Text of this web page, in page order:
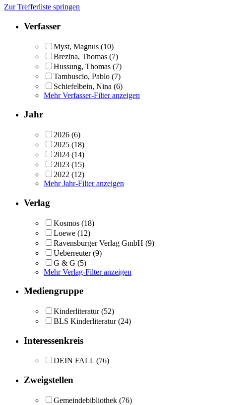
Zur Trefferliste springen
Verfasser
Myst, Magnus (10)
Brezina, Thomas (7)
Hussung, Thomas (7)
Tambuscio, Pablo (7)
Schiefelbein, Nina (6)
Mehr Verfasser-Filter anzeigen
Jahr
2026 (6)
2025 (18)
2024 (14)
2023 (15)
2022 (12)
Mehr Jahr-Filter anzeigen
Verlag
Kosmos (18)
Loewe (12)
Ravensburger Verlag GmbH (9)
Ueberreuter (9)
G & G (5)
Mehr Verlag-Filter anzeigen
Mediengruppe
Kinderliteratur (52)
BLS Kinderliteratur (24)
Interessenkreis
DEIN FALL (76)
Zweigstellen
Gemeindebibliothek (76)